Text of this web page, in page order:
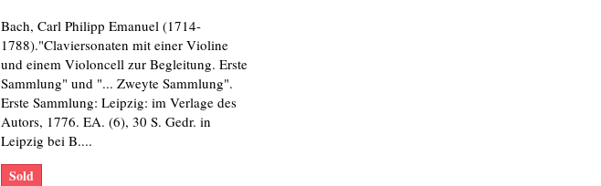
Bach, Carl Philipp Emanuel (1714-
1788)."Claviersonaten mit einer Violine
und einem Violoncell zur Begleitung. Erste
Sammlung" und "... Zweyte Sammlung".
Erste Sammlung: Leipzig: im Verlage des
Autors, 1776. EA. (6), 30 S. Gedr. in
Leipzig bei B....
Sold